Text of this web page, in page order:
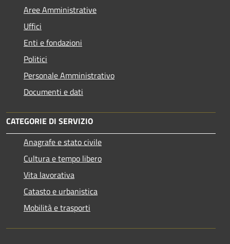
Aree Amministrative
Uffici
Enti e fondazioni
Politici
Personale Amministrativo
Documenti e dati
CATEGORIE DI SERVIZIO
Anagrafe e stato civile
Cultura e tempo libero
Vita lavorativa
Catasto e urbanistica
Mobilità e trasporti